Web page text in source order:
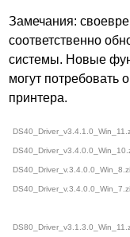
Замечания:
соответственно
системы. Новые
могут потребовать
принтера.